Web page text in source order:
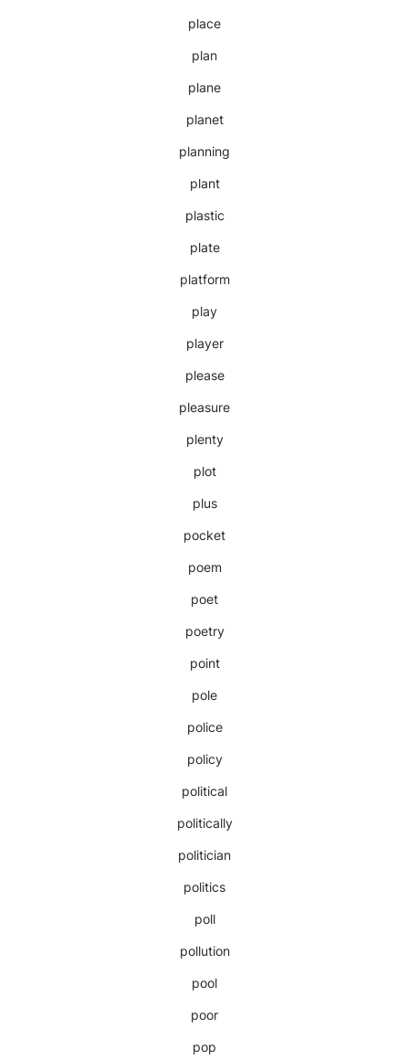
place
plan
plane
planet
planning
plant
plastic
plate
platform
play
player
please
pleasure
plenty
plot
plus
pocket
poem
poet
poetry
point
pole
police
policy
political
politically
politician
politics
poll
pollution
pool
poor
pop